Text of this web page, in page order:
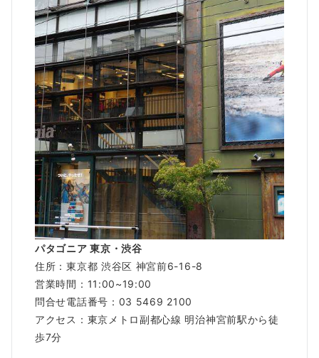
パタゴニア 東京・渋谷
住所：東京都 渋谷区 神宮前6-16-8
営業時間：11:00~19:00
問合せ電話番号：03 5469 2100
アクセス：東京メトロ副都心線 明治神宮前駅から徒
歩7分